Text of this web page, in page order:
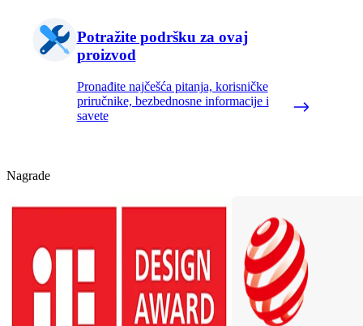
Potražite podršku za ovaj
proizvod
Pronađite najčešća pitanja, korisničke
priručnike, bezbednosne informacije i
savete
Nagrade